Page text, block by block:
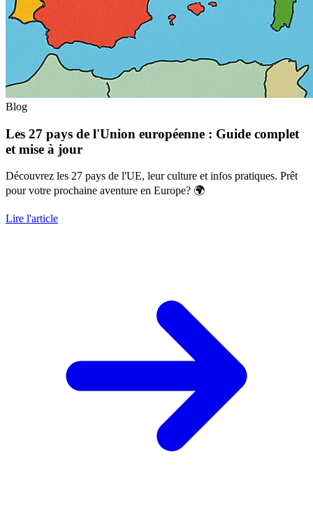
Blog
Les 27 pays de l'Union européenne : Guide complet
et mise à jour
Découvrez les 27 pays de l'UE, leur culture et infos pratiques. Prêt
pour votre prochaine aventure en Europe? 🌍
Lire l'article